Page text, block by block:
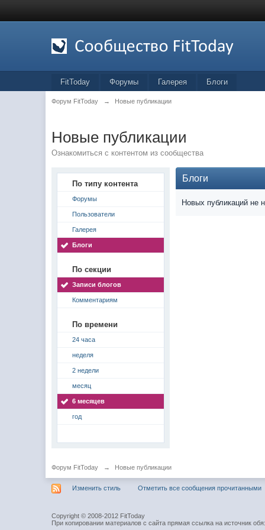
FitToday Форумы Галерея Блоги
Форум FitToday → Новые публикации
Новые публикации
Ознакомиться с контентом из сообщества
По типу контента
Форумы
Пользователи
Галерея
Блоги
По секции
Записи блогов
Комментариям
По времени
24 часа
неделя
2 недели
месяц
6 месяцев
год
Блоги
Новых публикаций не
Форум FitToday → Новые публикации
Изменить стиль Отметить все сообщения прочитанными
Copyright © 2008-2012 FitToday
При копировании материалов с сайта прямая ссылка на источник